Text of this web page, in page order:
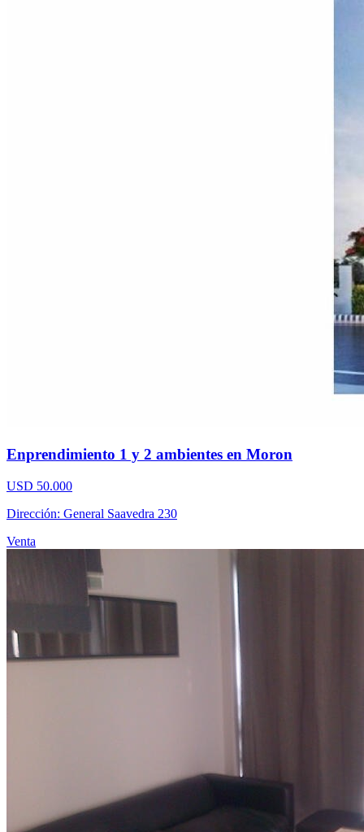
Enprendimiento 1 y 2 ambientes en Moron
USD 50.000
Dirección: General Saavedra 230
Venta